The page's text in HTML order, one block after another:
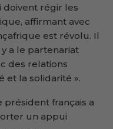
régir les
affirmant avec
est révolu. Il
y a le partenariat
des relations
et la solidarité ».
président français a
un appui